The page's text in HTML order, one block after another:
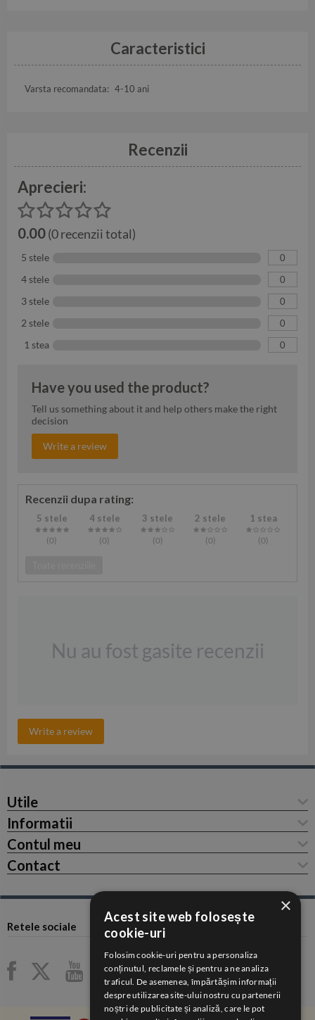
Caracteristici
Varsta recomandata: 4-10 ani
Recenzii
Aprecieri:
0.00(0 recenzii total)
5 stele 0
4 stele 0
3 stele 0
2 stele 0
1 stea 0
Have you used the product?
Tell us something about it and help others make the right
decision
Write a review
Recenzii dupa rating:
5 stele
(0)
4 stele
(0)
3 stele
(0)
2 stele
(0)
1 stea
(0)
Nu au fost gasite recenzii
Write a review
Utile
Informatii
Contul meu
Contact
Retele sociale
×
Acest site web folosește
cookie-uri
Folosim cookie-uri pentru a personaliza
conținutul, reclamele și pentru a ne analiza
traficul. De asemenea, împărtășim informații
despre utilizarea site-ului nostru cu partenerii
noștri de publicitate și analiză, care le pot